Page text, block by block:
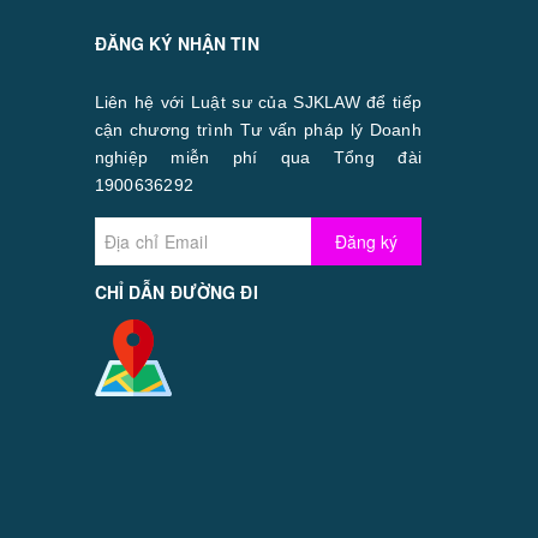
ĐĂNG KÝ NHẬN TIN
Liên hệ với Luật sư của SJKLAW để tiếp
cận chương trình Tư vấn pháp lý Doanh
nghiệp miễn phí qua Tổng đài
1900636292
Đăng ký
CHỈ DẪN ĐƯỜNG ĐI